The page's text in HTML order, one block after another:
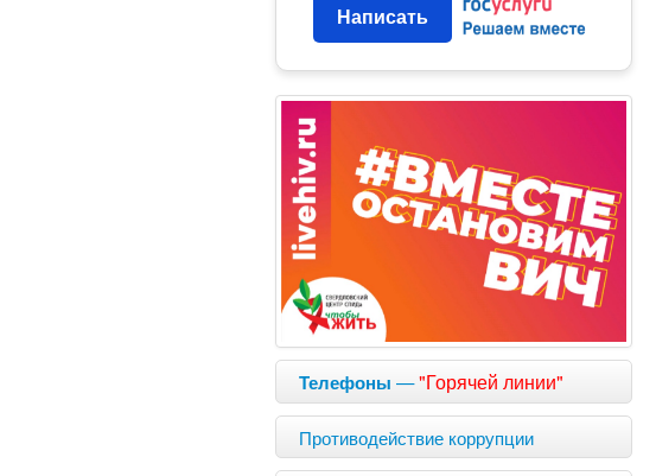
Написать
Телефоны —"Горячей линии"
Противодействие коррупции